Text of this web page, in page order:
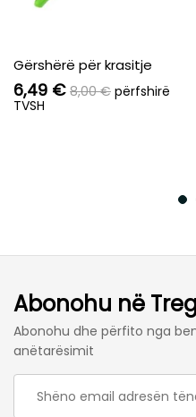
Gërshërë për krasitje
6,49 € 8,00€ përfshirë
TVSH
Abonohu në
Abonohu dhe përfito nga
anëtarësimit